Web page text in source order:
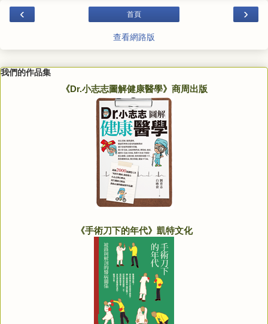
‹ ›
首頁
查看網路版
我們的作品集
《Dr.小志志圖解健康醫學》商周出版
《手術刀下的年代》凱特文化